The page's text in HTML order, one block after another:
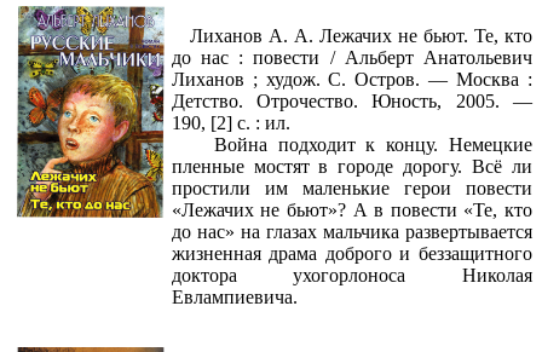
Лиханов А. А. Лежачих не бьют. Те, кто
до нас : повести / Альберт Анатольевич
Лиханов ; худож. С. Остров. — Москва :
Детство. Отрочество. Юность, 2005. —
190, [2] с. : ил.
Война подходит к концу. Немецкие
пленные мостят в городе дорогу. Всё ли
простили им маленькие герои повести
«Лежачих не бьют»? А в повести «Те, кто
до нас» на глазах мальчика развертывается
жизненная драма доброго и беззащитного
доктора ухогорлоноса Николая
Евлампиевича.